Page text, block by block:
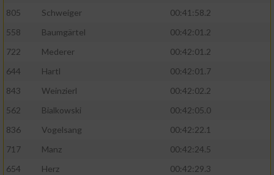
805
Schweiger
00:41:58.2
558
Baumgärtel
00:42:01.2
722
Mederer
00:42:01.2
644
Hartl
00:42:01.7
843
Weinzierl
00:42:02.2
562
Bialkowski
00:42:05.0
836
Vogelsang
00:42:22.1
717
Manz
00:42:24.5
654
Herz
00:42:29.3